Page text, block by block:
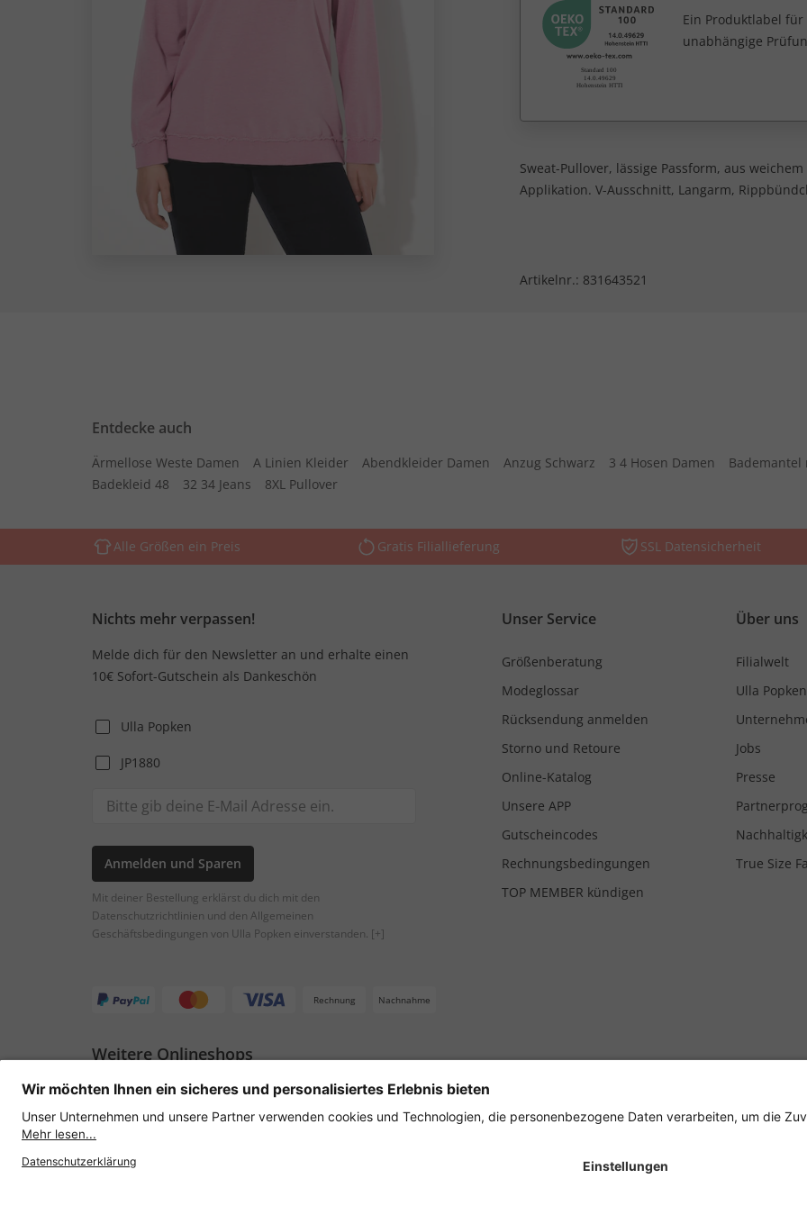
Ein Produktlabel
unabhängige
Sweat-Pullover, lässige Passform, aus
Applikation. V-Ausschnitt, Langarm,
Artikelnr.: 831643521
Entdecke auch
Ärmellose Weste Damen A Linien Kleider Abendkleider Damen Anzug Schwarz 3 4 Hosen Damen
Bademantel
Badekleid 48
32 34 Jeans 8XL Pullover
Alle Größen ein Preis Gratis Filiallieferung SSL Datensicherheit
Nichts mehr verpassen!
Melde dich für den Newsletter an und erhalte einen
10€ Sofort-Gutschein als Dankeschön
Ulla Popken
JP1880
Anmelden und Sparen
Mit deiner Bestellung erklärst du dich mit den
Datenschutzrichtlinien und den Allgemeinen
Geschäftsbedingungen von Ulla Popken einverstanden. [+]
Unser Service
Größenberatung
Modeglossar
Rücksendung anmelden
Storno und Retoure
Online-Katalog
Unsere APP
Gutscheincodes
Rechnungsbedingungen
TOP MEMBER kündigen
Über uns
Filialwelt
Ulla
Jobs
Presse
True Size
Rechnung Nachnahme
Weitere Onlineshops
Österreich